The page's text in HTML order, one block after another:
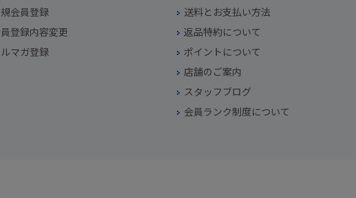
会員登録
登録内容変更
マガ登録
送料とお支払い方法
返品特約について
ポイントについて
店舗のご案内
スタッフブログ
会員ランク制度について